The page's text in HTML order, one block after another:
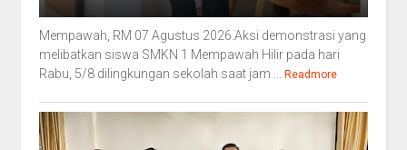
Mempawah, RM 07 Agustus 2026.Aksi demonstrasi yang
melibatkan siswa SMKN 1 Mempawah Hilir pada hari
Rabu, 5/8 dilingkungan sekolah saat jam ...
Readmore